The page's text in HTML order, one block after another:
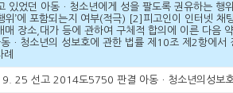
있었던 아동ㆍ청소년에게 성을 팔도록 권유하는 행
위’에 포함되는지 여부(적극) [2]피고인이 인터넷
장소,대가 등에 관하여 구체적 합의에 이른 다음
ㆍ청소년의 성보호에 관한 법률 제10조 제2항에서
25 선고 2014도5750 판결 아동ㆍ청소년의성보호